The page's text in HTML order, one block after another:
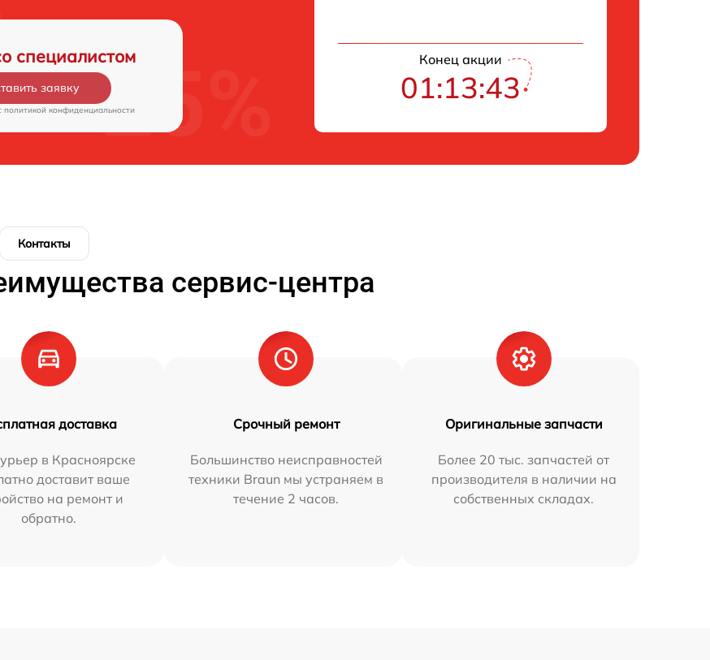
специалистом
заявку
политикой конфиденциальности
Конец акции
01:13:43
Контакты
сервис-центра
доставка
в Красноярске
доставит ваше
на ремонт и
обратно.
Срочный ремонт
Большинство неисправностей
техники Braun мы устраняем в
течение 2 часов.
Оригинальные запчасти
Более 20 тыс. запчастей от
производителя в наличии на
собственных складах.